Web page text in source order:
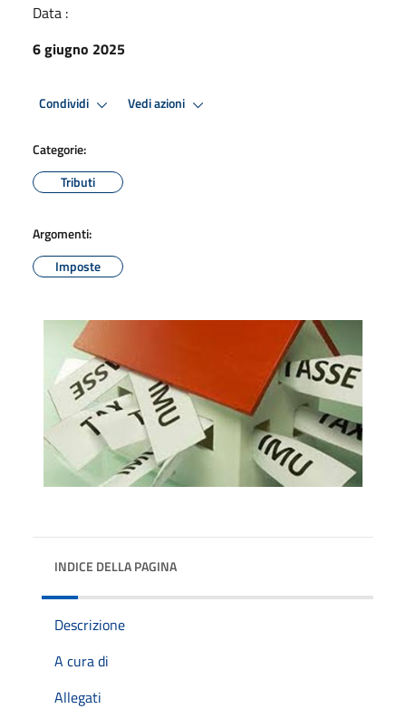
Data :
6 giugno 2025
Condividi Vedi azioni
Categorie:
Tributi
Argomenti:
Imposte
INDICE DELLA PAGINA
Descrizione
A cura di
Allegati